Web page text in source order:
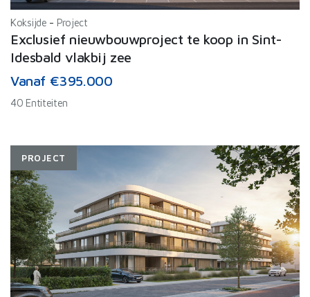
Koksijde - Project
Exclusief nieuwbouwproject te koop in Sint-
Idesbald vlakbij zee
Vanaf €395.000
40 Entiteiten
PROJECT